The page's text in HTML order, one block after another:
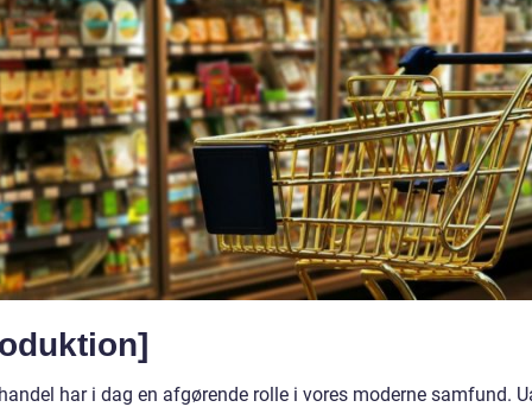
har i dag en afgørende rolle i vores moderne samfund.